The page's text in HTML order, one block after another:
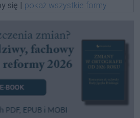
się | pokaż wszystkie formy